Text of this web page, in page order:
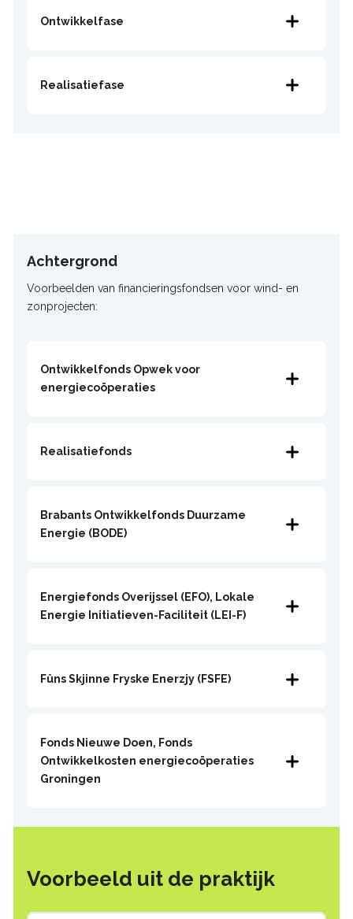
​​​​​​​Ontwikkelfase
Realisatiefase
Achtergrond
Voorbeelden van financieringsfondsen voor wind- en
zonprojecten:
Ontwikkelfonds Opwek voor
energiecoöperaties
Realisatiefonds
Brabants Ontwikkelfonds Duurzame
Energie (BODE)
Energiefonds Overijssel (EFO), Lokale
Energie Initiatieven-Faciliteit (LEI-F)
Fûns Skjinne Fryske Enerzjy (FSFE)
Fonds Nieuwe Doen, Fonds
Ontwikkelkosten energiecoöperaties
Groningen
Voorbeeld uit de praktijk